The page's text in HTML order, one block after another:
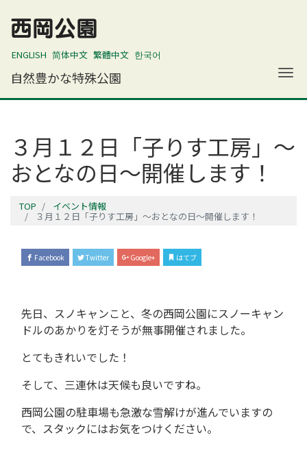
西岡公園
ENGLISH 简体中文 繁體中文 한국어
自然豊かな特殊公園 ナ
３月１２日「子りす工房」～
おとなの日～開催します！
TOP イベント情報
３月１２日「子りす工房」～おとなの日～開催します！
Facebook Twitter Google+ はてブ
先日、スノキャンこと、冬の西岡公園にスノーキャン
ドルのあかりを灯そうが無事開催されました。
とてもきれいでした！
そして、三連休は天候も良いですね。
西岡公園の駐車場も急激な雪解けが進んでいますの
で、スタックにはお気をつけください。